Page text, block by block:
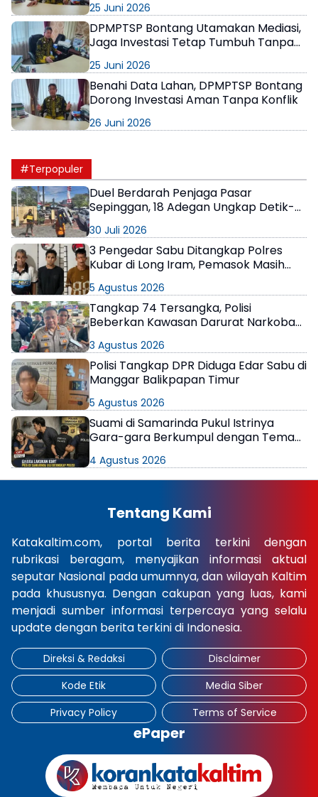
Masyarakat
25 Juni 2026
DPMPTSP Bontang Utamakan Mediasi,
Jaga Investasi Tetap Tumbuh Tanpa
25 Juni 2026
Benahi Data Lahan, DPMPTSP Bontang
Dorong Investasi Aman Tanpa Konflik
26 Juni 2026
#Terpopuler
Duel Berdarah Penjaga Pasar
Sepinggan, 18 Adegan Ungkap Detik-
30 Juli 2026
3 Pengedar Sabu Ditangkap Polres
Kubar di Long Iram, Pemasok Masih
5 Agustus 2026
Tangkap 74 Tersangka, Polisi
Beberkan Kawasan Darurat Narkoba
3 Agustus 2026
Polisi Tangkap DPR Diduga Edar Sabu di
Manggar Balikpapan Timur
5 Agustus 2026
Suami di Samarinda Pukul Istrinya
Gara-gara Berkumpul dengan Teman
4 Agustus 2026
Tentang Kami
Katakaltim.com, portal berita terkini dengan
rubrikasi beragam, menyajikan informasi aktual
seputar Nasional pada umumnya, dan wilayah Kaltim
pada khususnya. Dengan cakupan yang luas, kami
menjadi sumber informasi terpercaya yang selalu
update dengan berita terkini di Indonesia.
Direksi & Redaksi
Disclaimer
Kode Etik
Media Siber
Privacy Policy
Terms of Service
ePaper